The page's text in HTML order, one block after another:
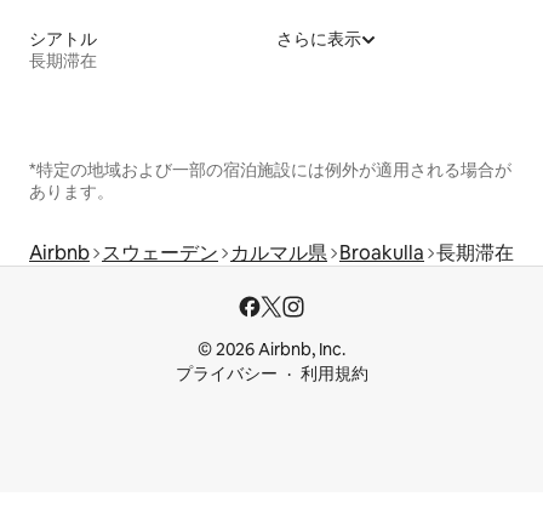
シアトル
長期滞在
さらに表示
*特定の地域および一部の宿泊施設には例外が適用される場合が
あります。
Airbnb スウェーデン カルマル県 Broakulla 長期滞在
© 2026 Airbnb, Inc.
プライバシー
利用規約